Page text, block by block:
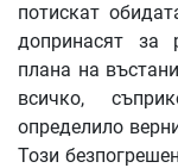
потискат
допринасят за
плана на
всичко,
определило
Този